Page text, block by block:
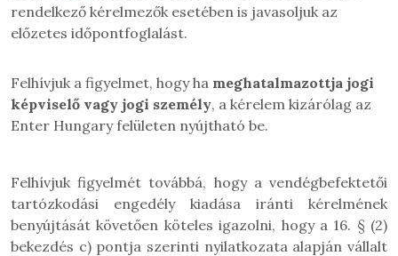
rendelkező kérelmezők esetében is javasoljuk az
előzetes időpontfoglalást.
Felhívjuk a figyelmet, hogy ha meghatalmazottja jogi
képviselő vagy jogi személy, a kérelem kizárólag az
Enter Hungary felületen nyújtható be.
Felhívjuk figyelmét továbbá, hogy a vendégbefektetői
tartózkodási engedély kiadása iránti kérelmének
benyújtását követően köteles igazolni, hogy a 16. § (2)
bekezdés c) pontja szerinti nyilatkozata alapján vállalt